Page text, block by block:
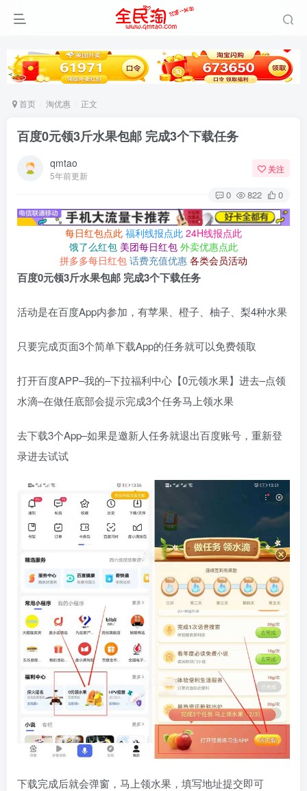
首页 淘优惠 正文
百度0元领3斤水果包邮 完成3个下载任务
qmtao
5年前更新
关注
0 822 0
每日红包点此 福利线报点此 24H线报点此
饿了么红包 美团每日红包 外卖优惠点此
拼多多每日红包 话费充值优惠 各类会员活动
百度0元领3斤水果包邮 完成3个下载任务
活动是在百度App内参加，有苹果、橙子、柚子、梨4种水果
只要完成页面3个简单下载App的任务就可以免费领取
打开百度APP–我的–下拉福利中心【0元领水果】进去–点领
水滴–在做任底部会提示完成3个任务马上领水果
去下载3个App–如果是邀新人任务就退出百度账号，重新登
录进去试试
下载完成后就会弹窗，马上领水果，填写地址提交即可